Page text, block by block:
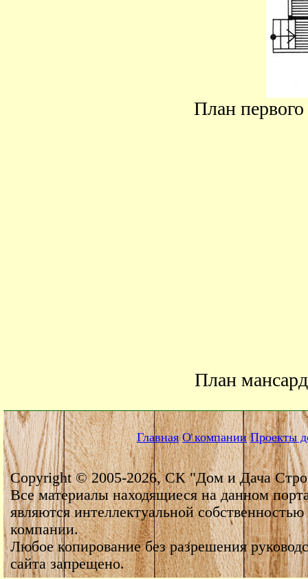
План
План
Главная О компании Проекты
Copyright © 2005-2026, СК "Дом и Дача
Все материалы находящиеся на данном
являются интеллектуальной собственностью
компании.
Любое копирование без разрешения
сайта запрещено.